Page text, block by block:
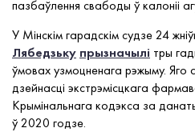
пазбаўлення свабоды ў калоніі
У Мінскім гарадскім судзе 24
Лябедзьку прызначылі тры
ўмовах узмоцненага рэжыму. Яго
дзейнасці экстрэмісцкага
Крымінальнага кодэкса за
ў 2020 годзе.